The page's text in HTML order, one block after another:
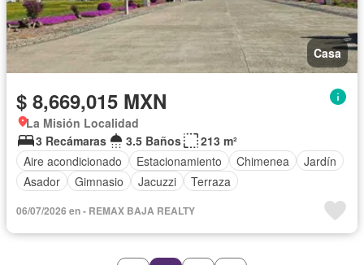
Casa
$ 8,669,015 MXN
La Misión Localidad
3 Recámaras
3.5 Baños
213 m²
Aire acondicionado
Estacionamiento Chimenea
Jardín
Asador
Gimnasio Jacuzzi Terraza
06/07/2026 en - REMAX BAJA REALTY